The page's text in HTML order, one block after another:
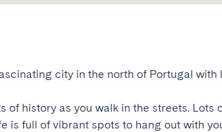
city in the north of Portugal
of history as you walk in the streets. Lots
is full of vibrant spots to hang out with